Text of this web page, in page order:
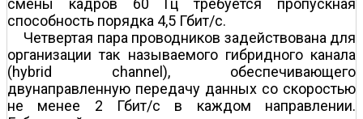
смены кадров 60 Гц требуется пропускная
способность порядка 4,5 Гбит/с.
Четвертая пара проводников задействована для
организации так называемого гибридного канала
(hybrid channel), обеспечивающего
двунаправленную передачу данных со скоростью
не менее 2 Гбит/с в каждом направлении.